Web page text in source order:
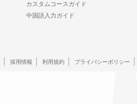
カスタムコースガイド
中国語入力ガイド
採用情報 利用規約 プライバシーポリシー